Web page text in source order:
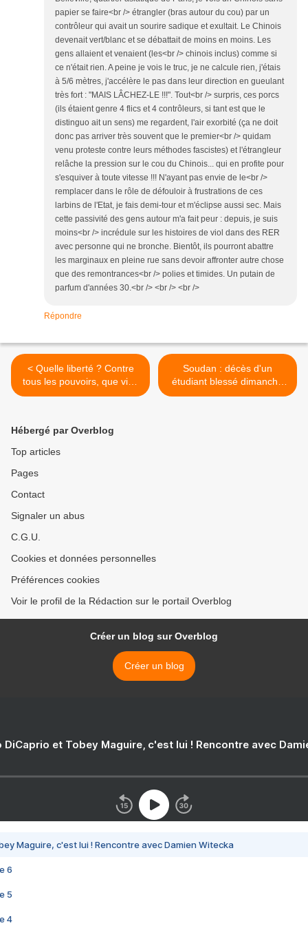
papier se faire<br /> étrangler (bras autour du cou) par un
contrôleur qui avait un sourire sadique et exultait. Le Chinois
devenait vert/blanc et se débattait de moins en moins. Les
gens allaient et venaient (les<br /> chinois inclus) comme si
ce n'était rien. A peine je vois le truc, je ne calcule rien, j'étais
à 5/6 mètres, j'accélère le pas dans leur direction en gueulant
très fort : "MAIS LÂCHEZ-LE !!!". Tout<br /> surpris, ces porcs
(ils étaient genre 4 flics et 4 contrôleurs, si tant est que le
distinguo ait un sens) me regardent, l'air exorbité (ça ne doit
donc pas arriver très souvent que le premier<br /> quidam
venu proteste contre leurs méthodes fascistes) et l'étrangleur
relâche la pression sur le cou du Chinois... qui en profite pour
s'esquiver à toute vitesse !!! N'ayant pas envie de le<br />
remplacer dans le rôle de défouloir à frustrations de ces
larbins de l'Etat, je fais demi-tour et m'éclipse aussi sec. Mais
cette passivité des gens autour m'a fait peur : depuis, je suis
moins<br /> incrédule sur les histoires de viol dans des RER
avec personne qui ne bronche. Bientôt, ils pourront abattre
les marginaux en pleine rue sans devoir affronter autre chose
que des remontrances<br /> polies et timides. Un putain de
parfum d'années 30.<br /> <br /> <br />
Répondre
< Quelle liberté ? Contre
tous les pouvoirs, que vive
l'insurrection !
Soudan : décès d'un
étudiant blessé dimanche
lors de manifestations >
Hébergé par Overblog
Top articles
Pages
Contact
Signaler un abus
C.G.U.
Cookies et données personnelles
Préférences cookies
Voir le profil de la Rédaction sur le portail Overblog
Créer un blog sur Overblog
Créer un blog
DiCaprio et Tobey Maguire, c'est lui ! Rencontre avec
Maguire, c'est lui ! Rencontre avec Damien Witecka
6
5
4